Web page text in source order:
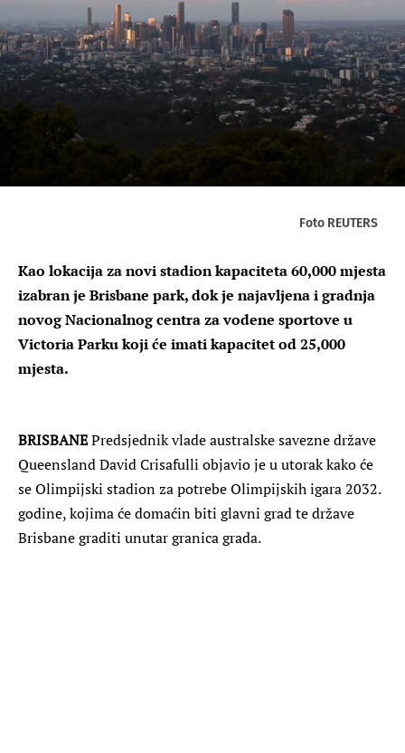
Foto REUTERS
Kao lokacija za novi stadion kapaciteta 60,000 mjesta
izabran je Brisbane park, dok je najavljena i gradnja
novog Nacionalnog centra za vodene sportove u
Victoria Parku koji će imati kapacitet od 25,000
mjesta.
BRISBANEPredsjednik vlade australske savezne države
Queensland David Crisafulli objavio je u utorak kako će
se Olimpijski stadion za potrebe Olimpijskih igara 2032.
godine, kojima će domaćin biti glavni grad te države
Brisbane graditi unutar granica grada.